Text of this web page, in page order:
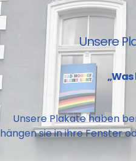
Unsere Plakate haben
hängen sie in ihre Fenster
Unsere